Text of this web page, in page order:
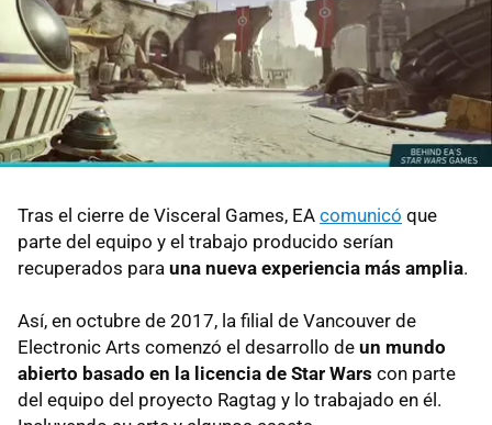
Tras el cierre de Visceral Games, EA comunicó que
parte del equipo y el trabajo producido serían
recuperados para una nueva experiencia más amplia.
Así, en octubre de 2017, la filial de Vancouver de
Electronic Arts comenzó el desarrollo de un mundo
abierto basado en la licencia de Star Wars con parte
del equipo del proyecto Ragtag y lo trabajado en él.